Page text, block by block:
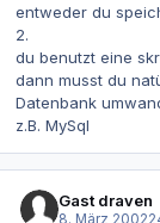
entweder du
2.
du benutzt eine
dann musst du
Datenbank
z.B. MySql
Gast draven
8. März 2002